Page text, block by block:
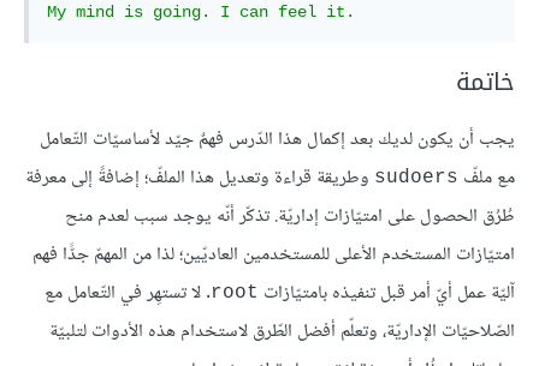
My mind is going. I can feel it.
خاتمة
يجب أن يكون لديك بعد إكمال هذا الدّرس فهمٌ جيّد لأساسيّات التّعامل
مع ملفّ sudoers وطريقة قراءة وتعديل هذا الملفّ؛ إضافةً إلى معرفة
طُرُق الحصول على امتيّازات إداريّة. تذكّر أنّه يوجد سبب لعدم منح
امتيّازات المستخدم الأعلى للمستخدمين العاديّين؛ لذا من المهمّ جدًّا فهم
آليّة عمل أيّ أمر قبل تنفيذه بامتيّازات root. لا تستهِر في التّعامل مع
الصّلاحيّات الإداريّة، وتعلّم أفضل الطّرق لاستخدام هذه الأدوات لتلبيّة